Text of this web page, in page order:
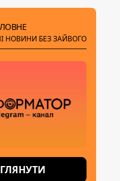
НОВИНИ БЕЗ ЗАЙВОГО